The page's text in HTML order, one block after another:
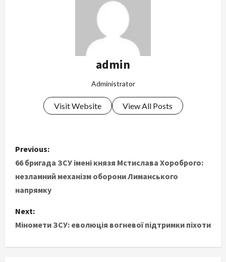
admin
Administrator
Visit Website View All Posts
P
o
s
t
n
a
Previous:
66 бригада ЗСУ імені князя Мстислава Хороброго:
незламний механізм оборони Лиманського
напрямку
Next:
Міномети ЗСУ: еволюція вогневої підтримки піхоти